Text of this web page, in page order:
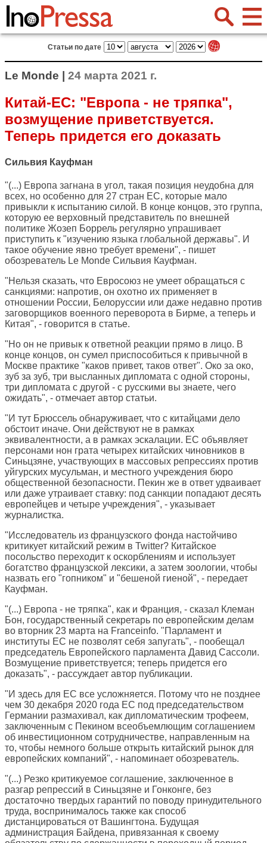
Статьи по дате
Le Monde | 24 марта 2021 г.
Китай-ЕС: "Европа - не тряпка",
возмущение приветствуется.
Теперь придется его доказать
Сильвия Кауфман
"(...) Европа загнана в угол, такая позиция неудобна для
всех, но особенно для 27 стран ЕС, которые мало
привыкли к испытанию силой. В конце концов, это группа,
которую ее верховный представитель по внешней
политике Жозеп Боррель регулярно упрашивает
приступить к "изучению языка глобальной державы". И
такое обучение явно требует времени", - пишет
обозреватель Le Monde Сильвия Кауфман.
"Нельзя сказать, что Евросоюз не умеет обращаться с
санкциями: напротив, он охотно их применяет в
отношении России, Белоруссии или даже недавно против
заговорщиков военного переворота в Бирме, а теперь и
Китая", - говорится в статье.
"Но он не привык к ответной реакции прямо в лицо. В
конце концов, он сумел приспособиться к привычной в
Москве практике "каков привет, таков ответ". Око за око,
зуб за зуб, три высланных дипломата с одной стороны,
три дипломата с другой - с русскими вы знаете, чего
ожидать", - отмечает автор статьи.
"И тут Брюссель обнаруживает, что с китайцами дело
обстоит иначе. Они действуют не в рамках
эквивалентности, а в рамках эскалации. ЕС объявляет
персонами нон грата четырех китайских чиновников в
Синьцзяне, участвующих в массовых репрессиях против
уйгурских мусульман, и местного учреждения бюро
общественной безопасности. Пекин же в ответ удваивает
или даже утраивает ставку: под санкции попадают десять
европейцев и четыре учреждения", - указывает
журналистка.
"Исследователь из французского фонда настойчиво
критикует китайский режим в Twitter? Китайское
посольство переходит к оскорблениям и использует
богатство французской лексики, а затем зоологии, чтобы
назвать его "гопником" и "бешеной гиеной", - передает
Кауфман.
"(...) Европа - не тряпка", как и Франция, - сказал Клеман
Бон, государственный секретарь по европейским делам
во вторник 23 марта на Franceinfo. "Парламент и
институты ЕС не позволят себя запугать", - пообещал
председатель Европейского парламента Давид Сассоли.
Возмущение приветствуется; теперь придется его
доказать", - рассуждает автор публикации.
"И здесь для ЕС все усложняется. Потому что не позднее
чем 30 декабря 2020 года ЕС под председательством
Германии размахивал, как дипломатическим трофеем,
заключенным с Пекином всеобъемлющим соглашением
об инвестиционном сотрудничестве, направленным на
то, чтобы немного больше открыть китайский рынок для
европейских компаний", - напоминает обозреватель.
"(...) Резко критикуемое соглашение, заключенное в
разгар репрессий в Синьцзяне и Гонконге, без
достаточно твердых гарантий по поводу принудительного
труда, воспринималось также как способ
дистанцироваться от Вашингтона. Будущая
администрация Байдена, привязанная к своему